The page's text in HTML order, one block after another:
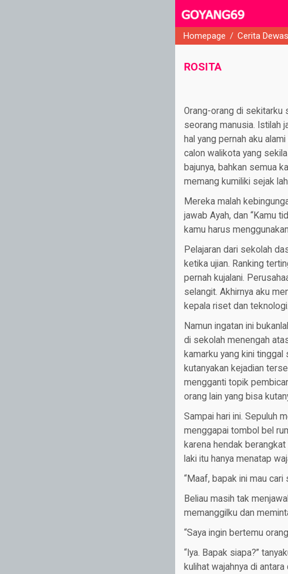
Homepage / Cerita
ROSITA
Orang-orang di sekitarku
seorang manusia. Istilah
hal yang pernah aku
calon walikota yang
bajunya, bahkan semua
memang kumiliki sejak
Mereka malah
jawab Ayah, dan “Kamu
kamu harus
Pelajaran dari sekolah
ketika ujian. Ranking
pernah kujalani.
selangit. Akhirnya aku
kepala riset dan
Namun ingatan ini
di sekolah menengah
kamarku yang kini
kutanyakan kejadian
mengganti topik
orang lain yang bisa
Sampai hari ini. Sepuluh
menggapai tombol bel
karena hendak
laki itu hanya menatap
“Maaf, bapak ini mau cari
Beliau masih tak
memanggilku dan
“Saya ingin bertemu
“Iya. Bapak siapa?”
kulihat wajahnya di